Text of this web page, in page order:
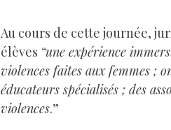
Au cours de cette journée,
élèves “une expérience
violences faites aux femmes ;
éducateurs spécialisés ; des
violences.”